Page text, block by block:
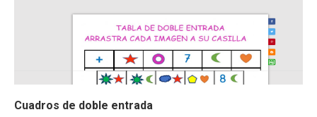
Cuadros de doble entrada